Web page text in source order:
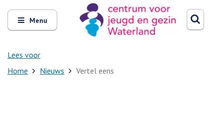
Open
en
sluit
Menu
Lees voor
Zoeken
Home Nieuws Vertel eens